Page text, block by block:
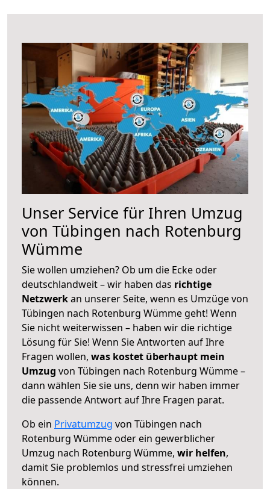
Unser Service für Ihren Umzug
von Tübingen nach Rotenburg
Wümme
Sie wollen umziehen? Ob um die Ecke oder
deutschlandweit – wir haben das richtige
Netzwerkan unserer Seite, wenn es Umzüge von
Tübingen nach Rotenburg Wümme geht! Wenn
Sie nicht weiterwissen – haben wir die richtige
Lösung für Sie! Wenn Sie Antworten auf Ihre
Fragen wollen, was kostet überhaupt mein
Umzug von Tübingen nach Rotenburg Wümme –
dann wählen Sie sie uns, denn wir haben immer
die passende Antwort auf Ihre Fragen parat.
Ob ein Privatumzug von Tübingen nach
Rotenburg Wümme oder ein gewerblicher
Umzug nach Rotenburg Wümme, wir helfen,
damit Sie problemlos und stressfrei umziehen
können.